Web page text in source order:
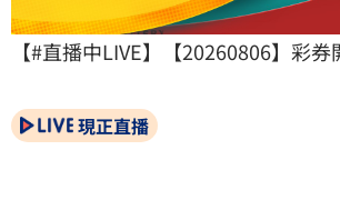
【#直播中LIVE】【20260806】彩券
現正直播